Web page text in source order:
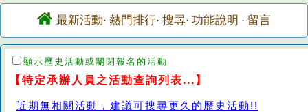
最新活動· 熱門排行· 搜尋· 功能說明 · 留言
顯示歷史活動或關閉報名的活動
【特定承辦人員之活動查詢列表...】
近期無相關活動，建議可搜尋更久的歷史活動!!